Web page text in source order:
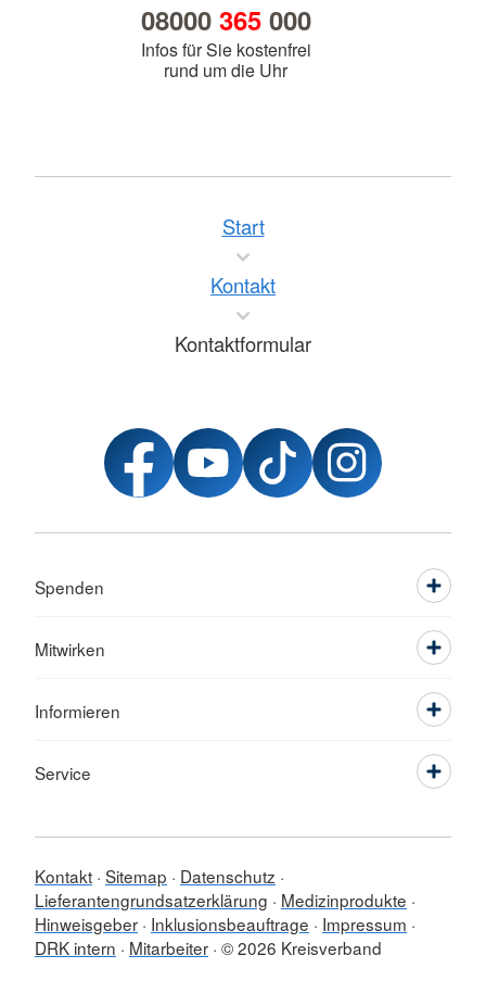
08000 365000
Infos für Sie kostenfrei
rund um die Uhr
Start
Kontakt
Kontaktformular
Spenden
Mitwirken
Informieren
Service
Kontakt Sitemap
Datenschutz
Lieferantengrundsatzerklärung
Medizinprodukte
Hinweisgeber Inklusionsbeauftrage
Impressum
DRK intern
Mitarbeiter © 2026 Kreisverband